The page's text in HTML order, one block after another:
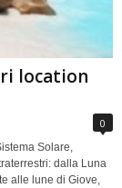
location
0
Solare,
dalla Luna
alle lune di Giove,